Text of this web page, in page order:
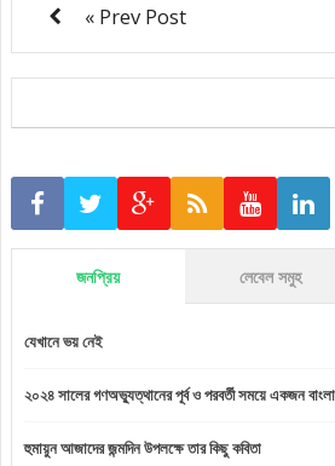
« Prev Post
জনপ্রিয় লেবেল সমুহ
যেখানে ভয় নেই
২০২৪ সালের গণঅভ্যুত্থানের পূর্ব ও পরবর্তী সময়ে একজন
হুমায়ুন আজাদের জন্মদিন উপলক্ষে তার কিছু কবিতা